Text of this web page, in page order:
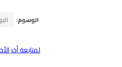
الوسوم:
لمتابعة أخر